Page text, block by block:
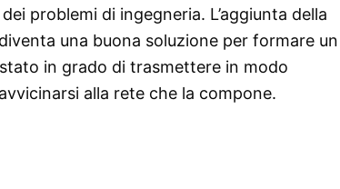
problemi di ingegneria. L’aggiunta della
una buona soluzione per formare un
in grado di trasmettere in modo
alla rete che la compone.